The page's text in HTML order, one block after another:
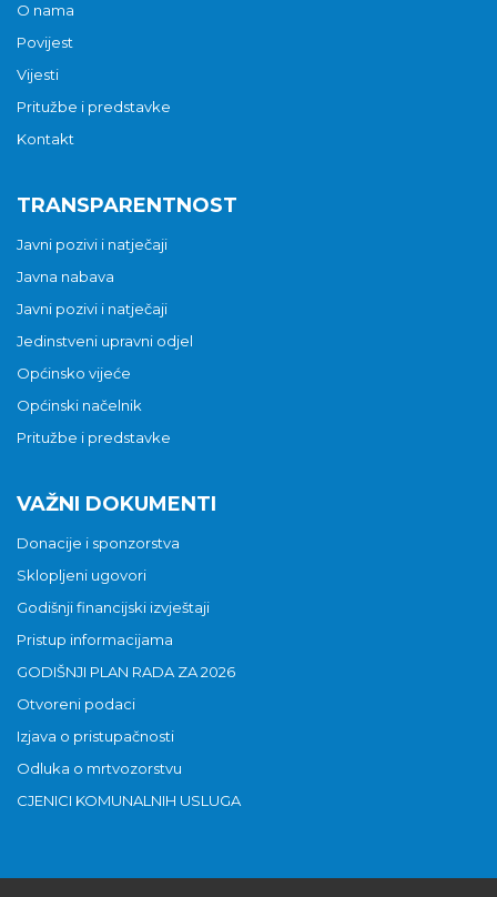
O nama
Povijest
Vijesti
Pritužbe i predstavke
Kontakt
TRANSPARENTNOST
Javni pozivi i natječaji
Javna nabava
Javni pozivi i natječaji
Jedinstveni upravni odjel
Općinsko vijeće
Općinski načelnik
Pritužbe i predstavke
VAŽNI DOKUMENTI
Donacije i sponzorstva
Sklopljeni ugovori
Godišnji financijski izvještaji
Pristup informacijama
GODIŠNJI PLAN RADA ZA 2026
Otvoreni podaci
Izjava o pristupačnosti
Odluka o mrtvozorstvu
CJENICI KOMUNALNIH USLUGA